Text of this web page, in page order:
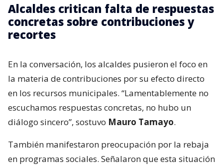
Alcaldes critican falta de respuestas
concretas sobre contribuciones y
recortes
En la conversación, los alcaldes pusieron el foco en
la materia de contribuciones por su efecto directo
en los recursos municipales. “Lamentablemente no
escuchamos respuestas concretas, no hubo un
diálogo sincero”, sostuvo Mauro Tamayo.
También manifestaron preocupación por la rebaja
en programas sociales. Señalaron que esta situación